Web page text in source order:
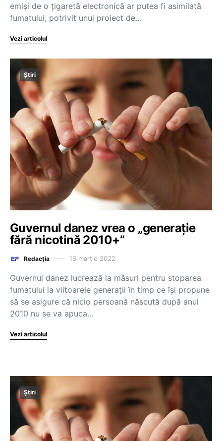
emişi de o ţigaretă electronică ar putea fi asimilată
fumatului, potrivit unui proiect de…
Vezi articolul
Știri
Guvernul danez vrea o „generație
fără nicotină 2010+”
Redacția 16 martie 2022
Guvernul danez lucrează la măsuri pentru stoparea
fumatului la viitoarele generaţii în timp ce îşi propune
să se asigure că nicio persoană născută după anul
2010 nu se va apuca…
Vezi articolul
Știri